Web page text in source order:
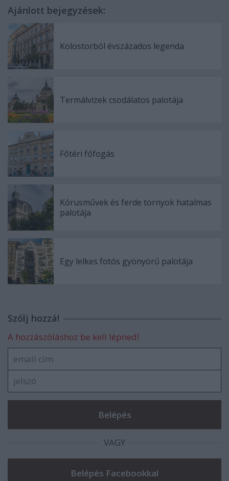
Ajánlott bejegyzések:
Kolostorból évszázados legenda
Termálvizek csodálatos palotája
Főtéri főfogás
Kórusművek és ferde tornyok hatalmas
palotája
Egy lelkes fotós gyönyörű palotája
Szólj hozzá!
A hozzászóláshoz be kell lépned!
VAGY